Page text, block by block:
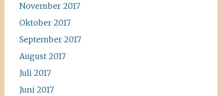
November 2017
Oktober 2017
September 2017
August 2017
Juli 2017
Juni 2017